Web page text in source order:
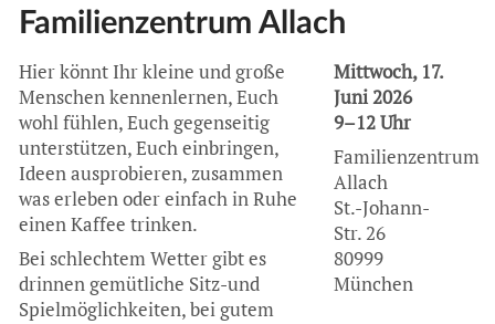
Familienzentrum Allach
Hier könnt Ihr kleine und große
Menschen kennenlernen, Euch
wohl fühlen, Euch gegenseitig
unterstützen, Euch einbringen,
Ideen ausprobieren, zusammen
was erleben oder einfach in Ruhe
einen Kaffee trinken.
Bei schlechtem Wetter gibt es
drinnen gemütliche Sitz-und
Spielmöglichkeiten, bei gutem
Mittwoch, 17.
Juni 2026
9–12 Uhr
Familienzentrum
Allach
St.-Johann-
Str. 26
80999
München